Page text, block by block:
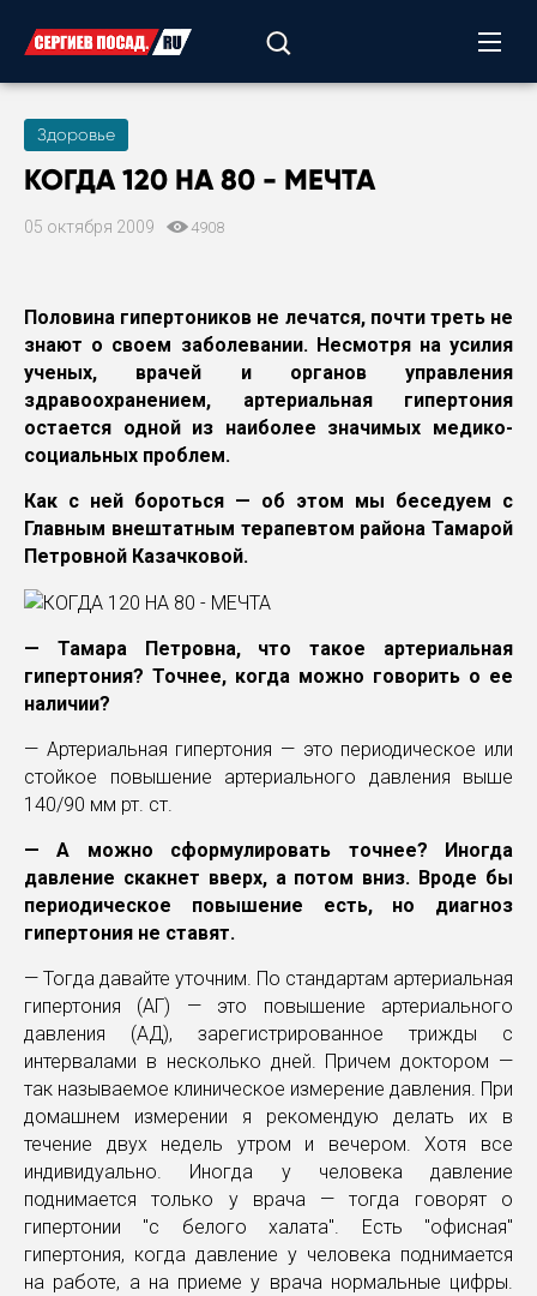
Здоровье
КОГДА 120 НА 80 - МЕЧТА
05 октября 2009 4908
Половина гипертоников не лечатся, почти треть не
знают о своем заболевании. Несмотря на усилия
ученых, врачей и органов управления
здравоохранением, артериальная гипертония
остается одной из наиболее значимых медико-
социальных проблем.
Как с ней бороться — об этом мы беседуем с
Главным внештатным терапевтом района Тамарой
Петровной Казачковой.
— Тамара Петровна, что такое артериальная
гипертония? Точнее, когда можно говорить о ее
наличии?
— Артериальная гипертония — это периодическое или
стойкое повышение артериального давления выше
140/90 мм рт. ст.
— А можно сформулировать точнее? Иногда
давление скакнет вверх, а потом вниз. Вроде бы
периодическое повышение есть, но диагноз
гипертония не ставят.
— Тогда давайте уточним. По стандартам артериальная
гипертония (АГ) — это повышение артериального
давления (АД), зарегистрированное трижды с
интервалами в несколько дней. Причем доктором —
так называемое клиническое измерение давления. При
домашнем измерении я рекомендую делать их в
течение двух недель утром и вечером. Хотя все
индивидуально. Иногда у человека давление
поднимается только у врача — тогда говорят о
гипертонии "с белого халата". Есть "офисная"
гипертония, когда давление у человека поднимается
на работе, а на приеме у врача нормальные цифры.